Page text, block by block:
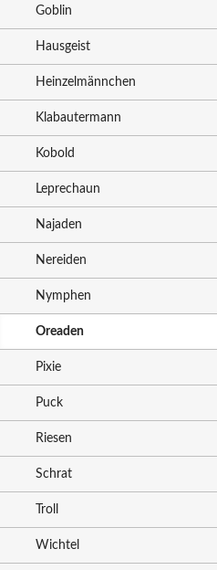
Goblin
Hausgeist
Heinzelmännchen
Klabautermann
Kobold
Leprechaun
Najaden
Nereiden
Nymphen
Oreaden
Pixie
Puck
Riesen
Schrat
Troll
Wichtel